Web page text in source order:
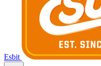
Esbit